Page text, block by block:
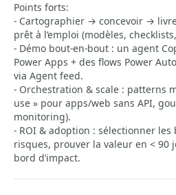
Points forts:
- Cartographier → concevoir →
prêt à l’emploi (modèles,
- Démo bout-en-bout : un agent
Power Apps + des flows Power
via Agent feed.
- Orchestration & scale : patterns
use » pour apps/web sans API,
monitoring).
- ROI & adoption : sélectionner les
risques, prouver la valeur en < 90
bord d’impact.